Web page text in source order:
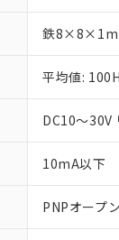
鉄
平均値:
DC10～
10mA以下
PNPオープ